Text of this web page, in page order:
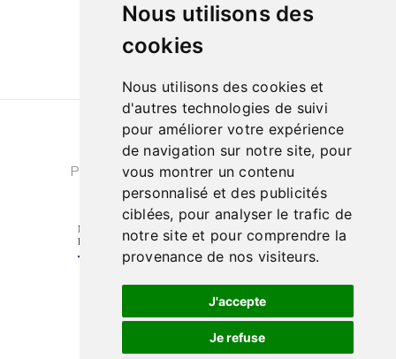
Nous utilisons des
cookies
Nous utilisons des cookies et
d'autres technologies de suivi
pour améliorer votre expérience
de navigation sur notre site, pour
vous montrer un contenu
personnalisé et des publicités
ciblées, pour analyser le trafic de
notre site et pour comprendre la
provenance de nos visiteurs.
J'accepte
Je refuse
10h à 13h et de 14h à 18h
Conditions générales de ventes
|
Politique de confidentialité
| Cookies